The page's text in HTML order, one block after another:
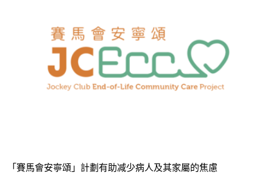
「賽馬會安寧頌」計劃有助减少病人及其家屬的焦慮